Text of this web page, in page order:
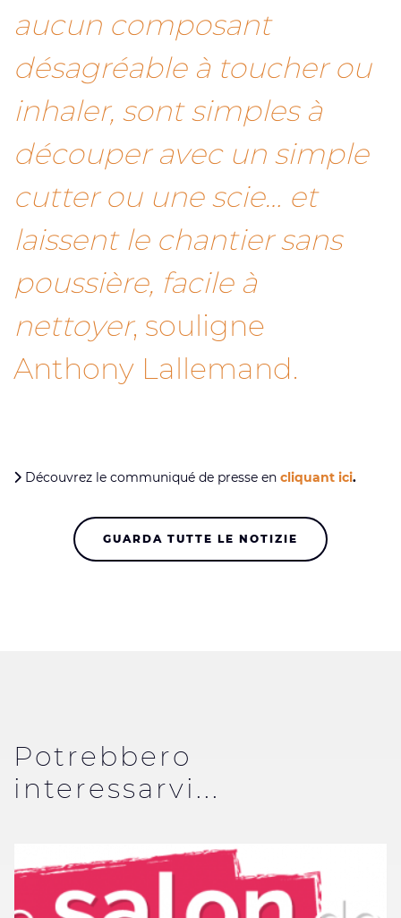
aucun composant
désagréable à toucher ou
inhaler, sont simples à
découper avec un simple
cutter ou une scie… et
laissent le chantier sans
poussière, facile à
nettoyer, souligne
Anthony Lallemand.
Découvrez le communiqué de presse en cliquant ici.
GUARDA TUTTE LE NOTIZIE
Potrebbero
interessarvi...